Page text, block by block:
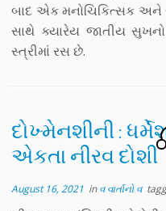
બાદ એક મનોચિકિત્સક અને
સાથે ક્યારેય જાતીય
સ્ત્રીમાં રસ છે.
દોખ્મેનશીની :
એકતા નીરવ દોશી
August 16, 2021 inવ વાર્તાનો વ